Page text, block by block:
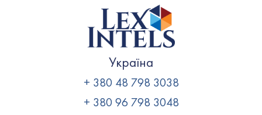
Україна
+ 380 48 798 3038
+ 380 96 798 3048